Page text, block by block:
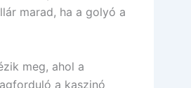
marad, ha a golyó a
meg, ahol a
a kaszinó